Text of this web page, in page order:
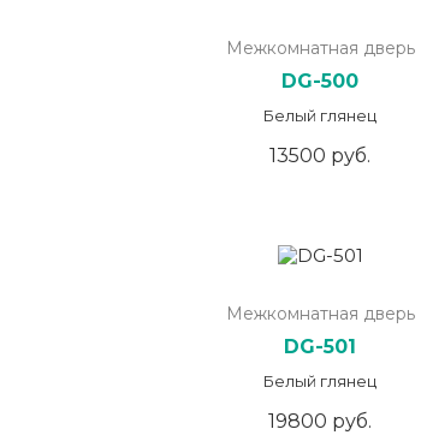
Межкомнатная дверь
DG-500
Белый глянец
13500 руб.
Межкомнатная дверь
DG-501
Белый глянец
19800 руб.